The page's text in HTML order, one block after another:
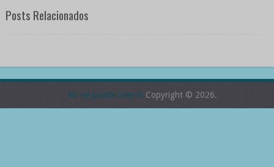
Posts Relacionados
No se puede creer!!!Copyright © 2026.